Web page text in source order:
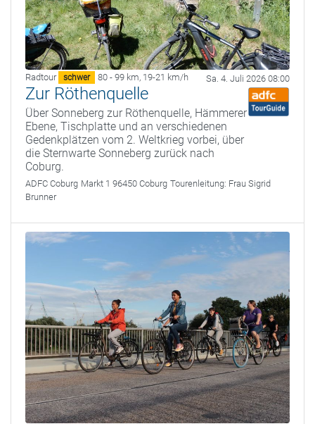
Radtour schwer 80 - 99 km, 19-21 km/h Sa. 4. Juli 2026 08:00
Zur Röthenquelle
Über Sonneberg zur Röthenquelle, Hämmerer
Ebene, Tischplatte und an verschiedenen
Gedenkplätzen vom 2. Weltkrieg vorbei, über
die Sternwarte Sonneberg zurück nach
Coburg.
ADFC Coburg Markt 1 96450 Coburg Tourenleitung: Frau Sigrid
Brunner